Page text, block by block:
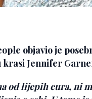
objavio je
krasi Jennifer
od lijepih cura, ni